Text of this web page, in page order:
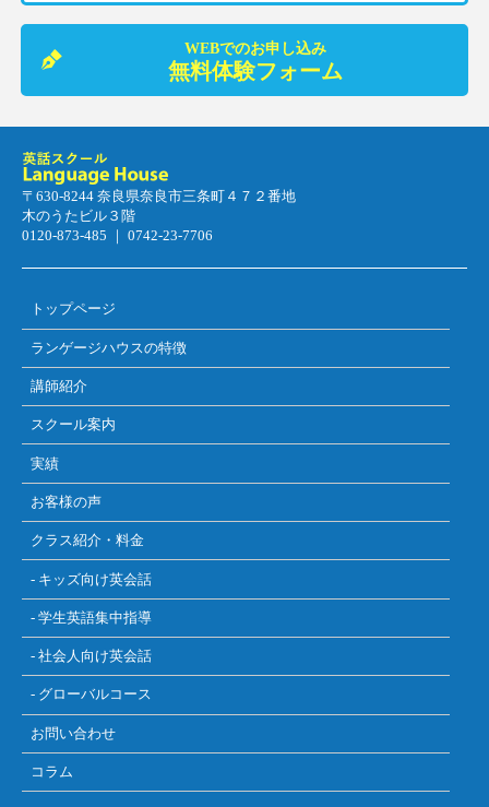
WEBでのお申し込み
無料体験フォーム
〒630-8244 奈良県奈良市三条町４７２番地
木のうたビル３階
0120-873-485 ｜ 0742-23-7706
トップページ
ランゲージハウスの特徴
講師紹介
スクール案内
実績
お客様の声
クラス紹介・料金
- キッズ向け英会話
- 学生英語集中指導
- 社会人向け英会話
- グローバルコース
お問い合わせ
コラム